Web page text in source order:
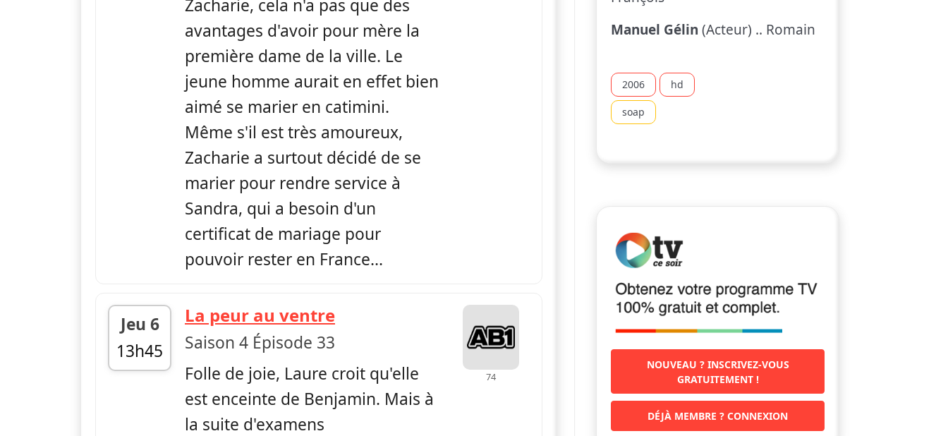
Zacharie, cela n'a pas que des
avantages d'avoir pour mère la
première dame de la ville. Le
jeune homme aurait en effet bien
aimé se marier en catimini.
Même s'il est très amoureux,
Zacharie a surtout décidé de se
marier pour rendre service à
Sandra, qui a besoin d'un
certificat de mariage pour
pouvoir rester en France...
Jeu 6
13h45
fin 14h40
La peur au ventre— Sous le soleil
Saison 4 Épisode 33
Folle de joie, Laure croit qu'elle
est enceinte de Benjamin. Mais à
la suite d'examens
74
Manuel Gélin (Acteur) .. Romain
2006 hd
soap
NOUVEAU ? INSCRIVEZ-VOUS
GRATUITEMENT !
DÉJÀ MEMBRE ? CONNEXION